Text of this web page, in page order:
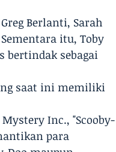
Berlanti, Sarah
itu, Toby
bertindak sebagai
saat ini memiliki
Inc., "Scooby-
para